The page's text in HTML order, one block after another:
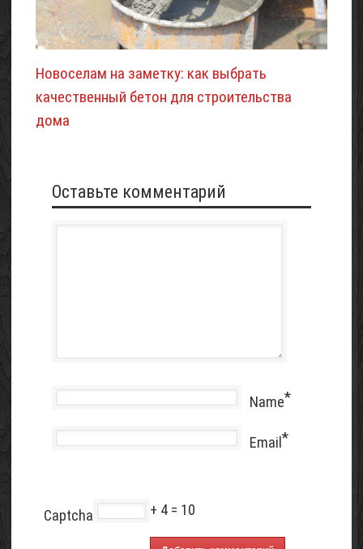
Новоселам на заметку: как выбрать
качественный бетон для строительства
дома
Оставьте комментарий
Name*
Email *
Captcha + 4 = 10